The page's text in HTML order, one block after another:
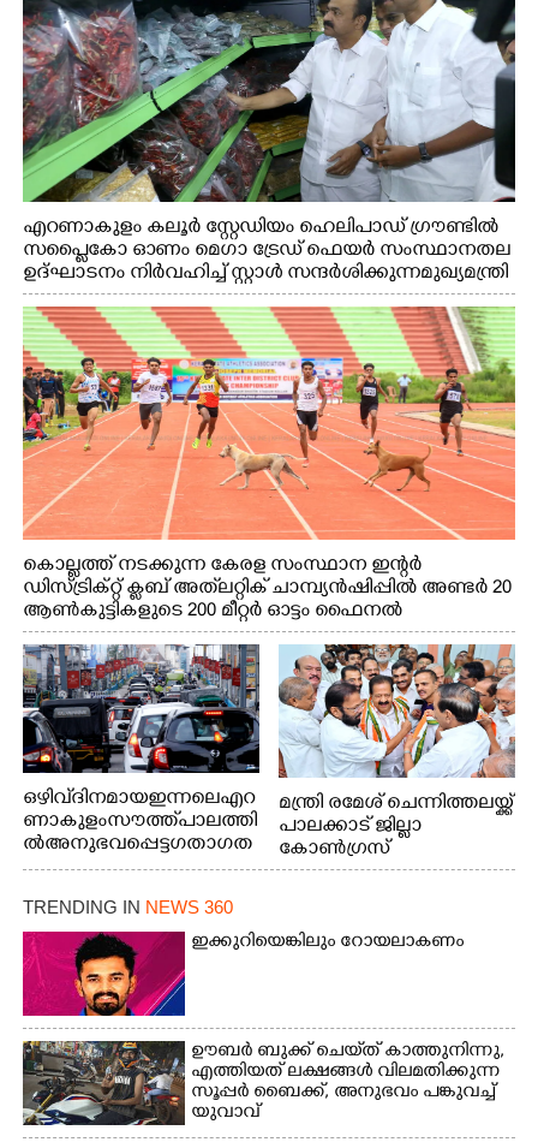
എറണാകുളം കലൂർ സ്റ്റേഡിയം ഹെലിപാഡ് ഗ്രൗണ്ടിൽ
സപ്ളൈകോ ഓണം മെഗാ ട്രേഡ് ഫെയർ സംസ്ഥാനതല
ഉദ്ഘാടനം നിർവഹിച്ച് സ്റ്റാൾ സന്ദർശിക്കുന്ന മുഖ്യമന്ത്രി
വി.ഡി. സതീശൻ. മന്ത്രി അനൂപ് ജേക്കബ് സമീപം
കൊല്ലത്ത് നടക്കുന്ന കേരള സംസ്ഥാന ഇന്റർ
ഡിസ്ട്രിക്റ്റ് ക്ലബ് അത്‌ലറ്റിക് ചാമ്പ്യൻഷിപ്പിൽ അണ്ടർ 20
ആൺകുട്ടികളുടെ 200 മീറ്റർ ഓട്ടം ഫൈനൽ
മത്സരത്തിനിടെ സിന്തറ്റിക് ട്രാക്കിന് കുറുകെ ഓടുന്ന
നായകൾ.
ഒഴിവ് ദിനമായ ഇന്നലെ എറ
ണാകുളം സൗത്ത് പാലത്തി
ൽ അനുഭവപ്പെട്ട ഗതാഗത
ക്കുരുക്ക്
മന്ത്രി രമേശ് ചെന്നിത്തലയ്ക്ക്
പാലക്കാട് ജില്ലാ
കോൺഗ്രസ്
TRENDING IN NEWS 360
ഇക്കുറിയെങ്കിലും റോയലാകണം
ഊബർ ബുക്ക് ചെയ്‌ത് കാത്തുനിന്നു,​
എത്തിയത് ലക്ഷങ്ങൾ വിലമതിക്കുന്ന
സൂപ്പർ ബൈക്ക്,​ അനുഭവം പങ്കുവച്ച്
യുവാവ്